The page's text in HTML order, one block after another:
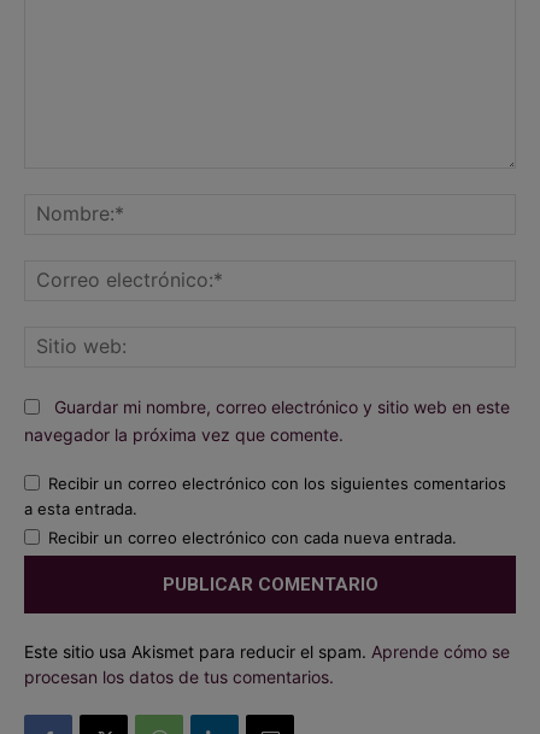
Guardar mi nombre, correo electrónico y sitio web en este
navegador la próxima vez que comente.
Recibir un correo electrónico con los siguientes comentarios
a esta entrada.
Recibir un correo electrónico con cada nueva entrada.
Este sitio usa Akismet para reducir el spam. Aprende cómo se
procesan los datos de tus comentarios.